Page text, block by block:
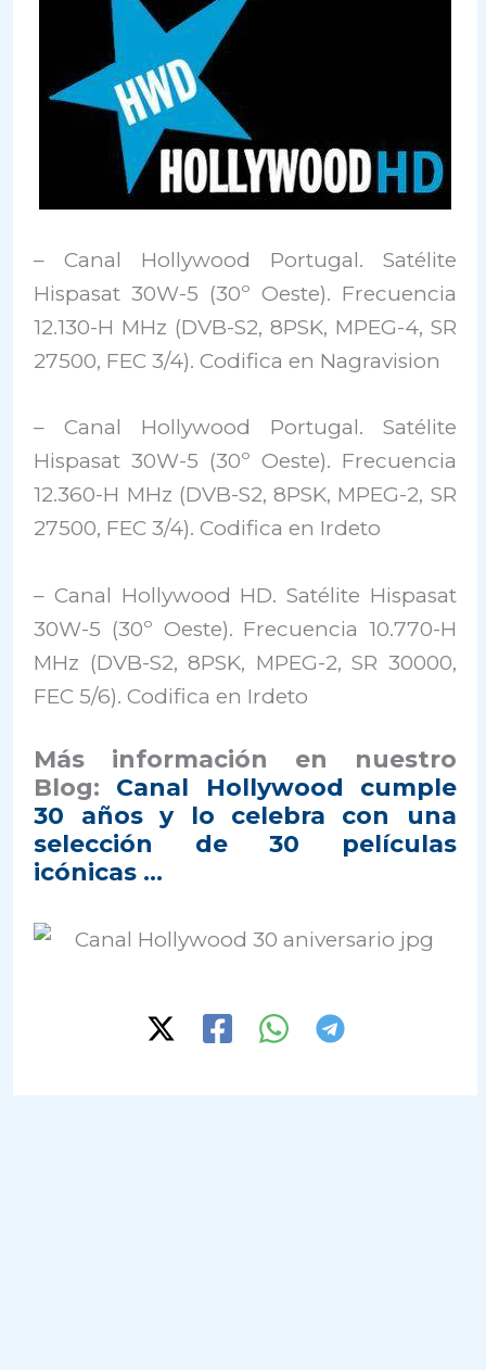
– Canal Hollywood Portugal. Satélite
Hispasat 30W-5 (30º Oeste). Frecuencia
12.130-H MHz (DVB-S2, 8PSK, MPEG-4, SR
27500, FEC 3/4). Codifica en Nagravision
– Canal Hollywood Portugal. Satélite
Hispasat 30W-5 (30º Oeste). Frecuencia
12.360-H MHz (DVB-S2, 8PSK, MPEG-2, SR
27500, FEC 3/4). Codifica en Irdeto
– Canal Hollywood HD. Satélite Hispasat
30W-5 (30º Oeste). Frecuencia 10.770-H
MHz (DVB-S2, 8PSK, MPEG-2, SR 30000,
FEC 5/6). Codifica en Irdeto
Más información en nuestro
Blog: Canal Hollywood cumple
30 años y lo celebra con una
selección de 30 películas
icónicas …